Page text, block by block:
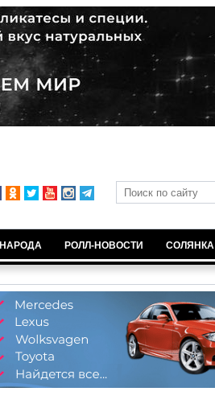
РОЛЛ-НОВОСТИ СОЛЯНКА